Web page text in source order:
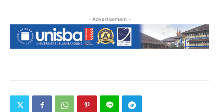
- Advertisement -